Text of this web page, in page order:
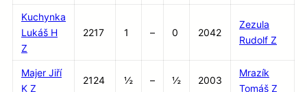
Kuchynka
Lukáš H
Z
2217 1 – 0 2042
Zezula
Rudolf Z
Majer Jiří
K Z
2124 ½ – ½ 2003
Mrazík
Tomáš Z